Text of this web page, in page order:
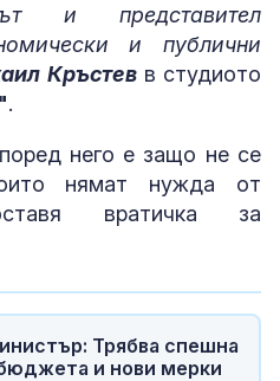
и представител
и публични
Кръстевв студиото
.
него е защо не се
нямат нужда от
вратичка за
Трябва спешна
и нови мерки